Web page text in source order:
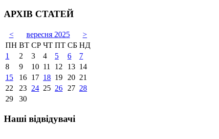
АРХІВ СТАТЕЙ
< вересня 2025
>
ПН ВТ СР ЧТ ПТ СБ НД
1
2 3 4 5 6
7
8
9 10 11 12 13 14
15
16 17 18 19 20 21
22
23 24 25 26 27 28
29
30
Наші відвідувачі